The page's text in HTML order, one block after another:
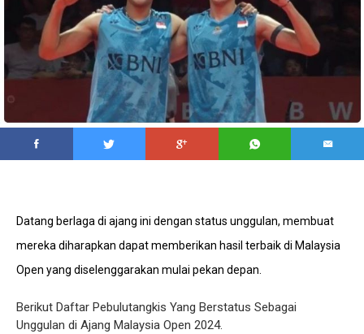
Datang berlaga di ajang ini dengan status unggulan, membuat
mereka diharapkan dapat memberikan hasil terbaik di Malaysia
Open yang diselenggarakan mulai pekan depan.
Berikut Daftar Pebulutangkis Yang Berstatus Sebagai
Unggulan di Ajang Malaysia Open 2024.